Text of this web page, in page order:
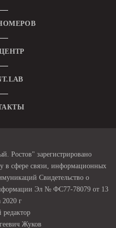
Ростов" зарегистрировано
в сфере связи, информационных
Свидетельство о
Эл № ФС77-78079 от 13
2020 г
редактор
Жуков